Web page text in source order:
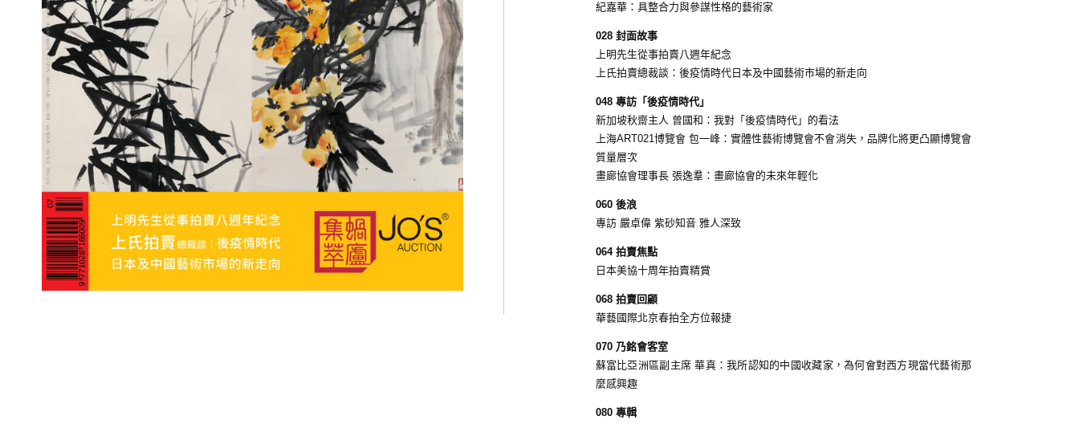
紀嘉華：具整合力與參謀性格的藝術家
028 封面故事
上明先生從事拍賣八週年紀念
上氏拍賣總裁談：後疫情時代日本及中國藝術市場的新走向
048 專訪「後疫情時代」
新加坡秋齋主人 曾國和：我對「後疫情時代」的看法
上海ART021博覽會 包一峰：實體性藝術博覽會不會消失，品牌化將更凸顯博覽會
質量層次
畫廊協會理事長 張逸羣：畫廊協會的未來年輕化
060 後浪
專訪 嚴卓偉 紫砂知音 雅人深致
064 拍賣焦點
日本美協十周年拍賣精賞
068 拍賣回顧
華藝國際北京春拍全方位報捷
070 乃銘會客室
蘇富比亞洲區副主席 華真：我所認知的中國收藏家，為何會對西方現當代藝術那
麼感興趣
080 專輯